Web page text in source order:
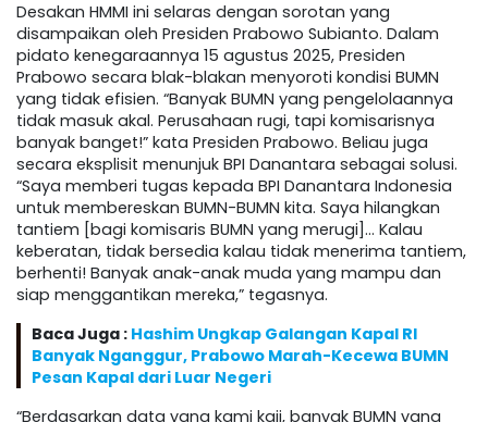
Desakan HMMI ini selaras dengan sorotan yang
disampaikan oleh Presiden Prabowo Subianto. Dalam
pidato kenegaraannya 15 agustus 2025, Presiden
Prabowo secara blak-blakan menyoroti kondisi BUMN
yang tidak efisien. “Banyak BUMN yang pengelolaannya
tidak masuk akal. Perusahaan rugi, tapi komisarisnya
banyak banget!” kata Presiden Prabowo. Beliau juga
secara eksplisit menunjuk BPI Danantara sebagai solusi.
“Saya memberi tugas kepada BPI Danantara Indonesia
untuk membereskan BUMN-BUMN kita. Saya hilangkan
tantiem [bagi komisaris BUMN yang merugi]… Kalau
keberatan, tidak bersedia kalau tidak menerima tantiem,
berhenti! Banyak anak-anak muda yang mampu dan
siap menggantikan mereka,” tegasnya.
Baca Juga : Hashim Ungkap Galangan Kapal RI
Banyak Nganggur, Prabowo Marah-Kecewa BUMN
Pesan Kapal dari Luar Negeri
“Berdasarkan data yang kami kaji, banyak BUMN yang